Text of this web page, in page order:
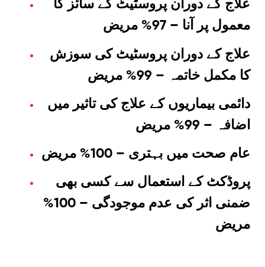
علاج کے دوران پروسٹیٹ کے سائز کا
معمول پر آنا – 97% مریض
علاج کے دوران پروسٹیٹ کی سوزش
کا مکمل خاتمہ – 99% مریض
دائمی بیماریوں کے علاج کی تاثیر میں
اضافہ – 99% مریض
عام صحت میں بہتری – 100% مریض
پروڈکٹ کے استعمال سے کسی بھی
ضمنی اثر کی عدم موجودگی – 100%
مریض